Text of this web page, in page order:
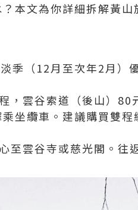
本文為你詳細拆解黃
季（12月至次年2月）
，雲谷索道（後山）80
坐纜車。建議購買雙
至雲谷寺或慈光閣。往